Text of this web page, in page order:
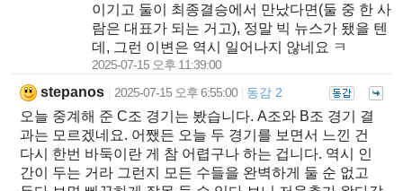
이기고 둘이 최종결승에서 만났다면(둘 중 한 사
람은 대표가 되는 거고), 정말 빅 뉴스가 됐을 텐
데, 그런 이변은 역시 일어나지 않네요 ㅋ
2025-07-15 오후 11:39:00
stepanos 2025-07-15 오후 6:55:00 동감 2
오늘 중계해 준 C조 경기는 봤습니다. A조와 B조 경기 결
과는 모르겠네요. 어쨌든 오늘 두 경기를 보면서 느낀 건
다시 한번 바둑이란 게 참 어렵구나 하는 겁니다. 역시 인
간이 두는 거라 그런지 모든 수들을 완벽하게 둘 순 없고